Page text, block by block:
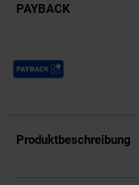
PAYBACK
Payback Punkte
Produktbeschreibung